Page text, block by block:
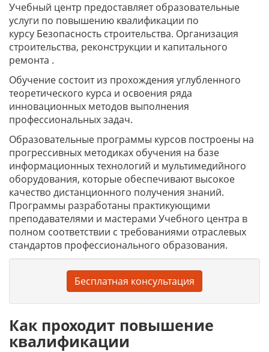
Учебный центр предоставляет образовательные
услуги по повышению квалификации по
курсу Безопасность строительства. Организация
строительства, реконструкции и капитального
ремонта .
Обучение состоит из прохождения углубленного
теоретического курса и освоения ряда
инновационных методов выполнения
профессиональных задач.
Образовательные программы курсов построены на
прогрессивных методиках обучения на базе
информационных технологий и мультимедийного
оборудования, которые обеспечивают высокое
качество дистанционного получения знаний.
Программы разработаны практикующими
преподавателями и мастерами Учебного центра в
полном соответствии с требованиями отраслевых
стандартов профессионального образования.
Бесплатная консультация
Как проходит повышение
квалификации